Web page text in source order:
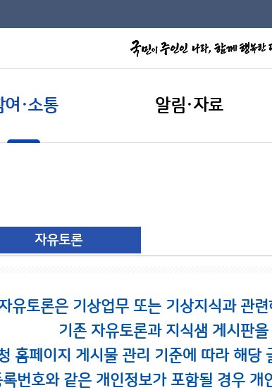
여·소통 알림·자료
자유토론
유토론은 기상업무 또는 기상지식과 관
기존 자유토론과 지식샘 게시판
홈페이지 게시물 관리 기준에 따라 해당
번호와 같은 개인정보가 포함될 경우